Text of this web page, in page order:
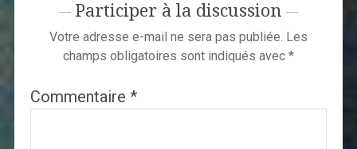
Participer à la discussion
Votre adresse e-mail ne sera pas publiée. Les
champs obligatoires sont indiqués avec *
Commentaire *